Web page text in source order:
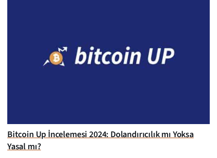
Bitcoin Up İncelemesi 2024: Dolandırıcılık mı Yoksa
Yasal mı?